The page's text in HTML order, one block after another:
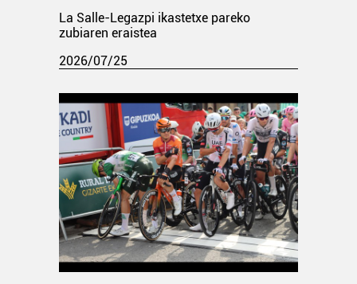
La Salle-Legazpi ikastetxe pareko
zubiaren eraistea
2026/07/25